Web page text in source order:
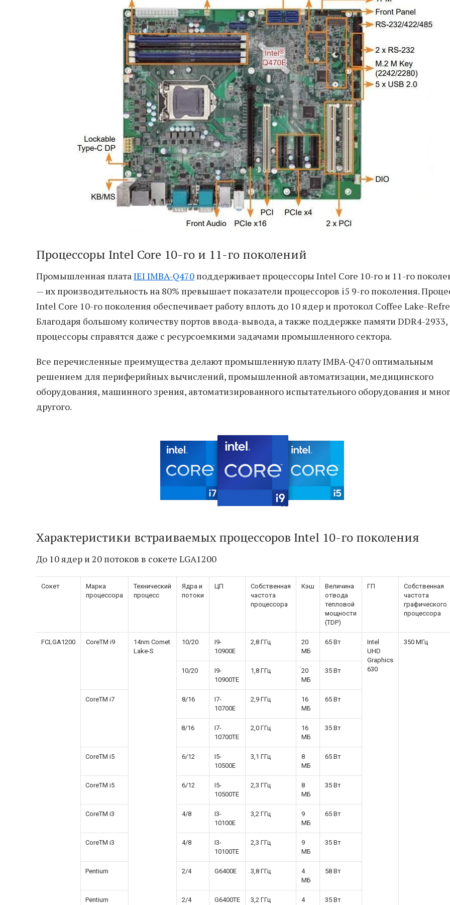
Процессоры Intel Core 10-го и 11-го поколений
Промышленная платаIEI IMBA-Q470 поддерживает процессоры Intel Core 10-го и 11-го
— их производительность на 80% превышает показатели процессоров i5 9-го поколения.
Intel Core 10-го поколения обеспечивает работу вплоть до 10 ядер и протокол Coffee Lake-
Благодаря большому количеству портов ввода-вывода, а также поддержке памяти DDR4-2933,
процессоры справятся даже с ресурсоемкими задачами промышленного сектора.
Все перечисленные преимущества делают промышленную плату IMBA-Q470 оптимальным
решением для периферийных вычислений, промышленной автоматизации, медицинского
оборудования, машинного зрения, автоматизированного испытательного оборудования и
другого.
Характеристики встраиваемых процессоров Intel 10-го поколения
До 10 ядер и 20 потоков в сокете LGA1200
Сокет
Марка
процессора
Технический
процесс
Ядра и
потоки
ЦП
Собственная
частота
процессора
Кэш
Величина
отвода
тепловой
мощности
(TDP)
ГП
Собственная
частота
графического
процессора
FCLGA1200 CoreTM i9
14nm Comet
Lake-S
10/20
I9-
10900E
2,8 ГГц
20
МБ
65 Вт
Intel
UHD
Graphics
630
350 МГц
10/20
I9-
10900TE
1,8 ГГц
20
МБ
35 Вт
CoreTM i7 8/16
I7-
10700E
2,9 ГГц
16
МБ
65 Вт
8/16
I7-
10700TE
2,0 ГГц
16
МБ
35 Вт
CoreTM i5 6/12
I5-
10500E
3,1 ГГц
8
МБ
65 Вт
CoreTM i5 6/12
I5-
10500TE
2,3 ГГц
8
МБ
35 Вт
CoreTM i3 4/8
I3-
10100E
3,2 ГГц
9
МБ
65 Вт
CoreTM i3 4/8
I3-
10100TE
2,3 ГГц
9
МБ
35 Вт
Pentium 2/4 G6400E 3,8 ГГц
4
МБ
58 Вт
Pentium 2/4 G6400TE 3,2 ГГц 4 35 Вт